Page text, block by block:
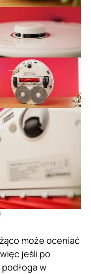
może oceniać
jeśli po
w